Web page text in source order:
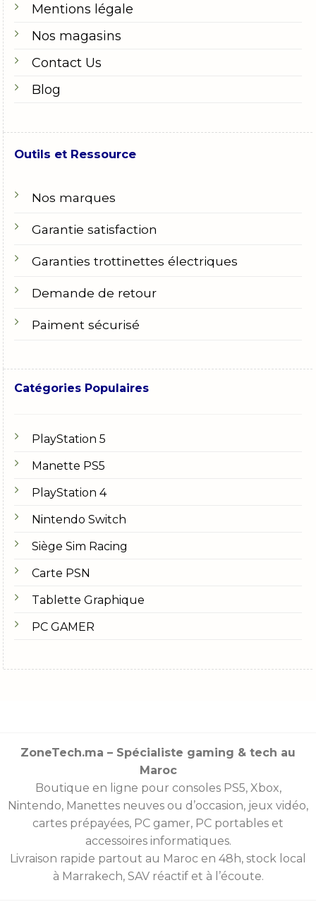
Mentions légale
Nos magasins
Contact Us
Blog
Outils et Ressource
Nos marques
Garantie satisfaction
Garanties trottinettes électriques
Demande de retour
Paiment sécurisé
Catégories Populaires
PlayStation 5
Manette PS5
PlayStation 4
Nintendo Switch
Siège Sim Racing
Carte PSN
Tablette Graphique
PC GAMER
ZoneTech.ma – Spécialiste gaming & tech au
Maroc
Boutique en ligne pour consoles PS5, Xbox,
Nintendo, Manettes neuves ou d’occasion, jeux vidéo,
cartes prépayées, PC gamer, PC portables et
accessoires informatiques.
Livraison rapide partout au Maroc en 48h, stock local
à Marrakech, SAV réactif et à l’écoute.